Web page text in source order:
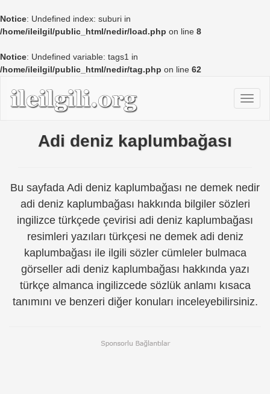
Notice: Undefined index: suburi in
/home/ileilgil/public_html/nedir/load.php on line 8
Notice: Undefined variable: tags1 in
/home/ileilgil/public_html/nedir/tag.php on line 62
Adi deniz kaplumbağası
Bu sayfada Adi deniz kaplumbağası ne demek nedir
adi deniz kaplumbağası hakkında bilgiler sözleri
ingilizce türkçede çevirisi adi deniz kaplumbağası
resimleri yazıları türkçesi ne demek adi deniz
kaplumbağası ile ilgili sözler cümleler bulmaca
görseller adi deniz kaplumbağası hakkında yazı
türkçe almanca ingilizcede sözlük anlamı kısaca
tanımını ve benzeri diğer konuları inceleyebilirsiniz.